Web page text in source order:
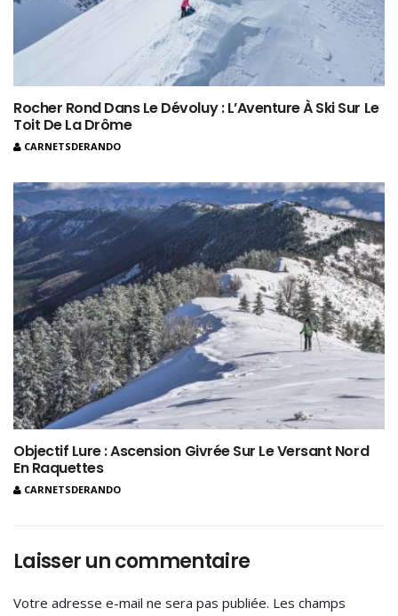
Rocher Rond Dans Le Dévoluy : L’Aventure À Ski Sur Le
Toit De La Drôme
CARNETSDERANDO
Objectif Lure : Ascension Givrée Sur Le Versant Nord
En Raquettes
CARNETSDERANDO
Laisser un commentaire
Votre adresse e-mail ne sera pas publiée. Les champs